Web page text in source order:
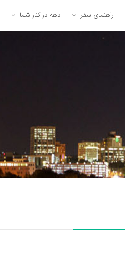
راهنمای سفر دهه در کنار شما